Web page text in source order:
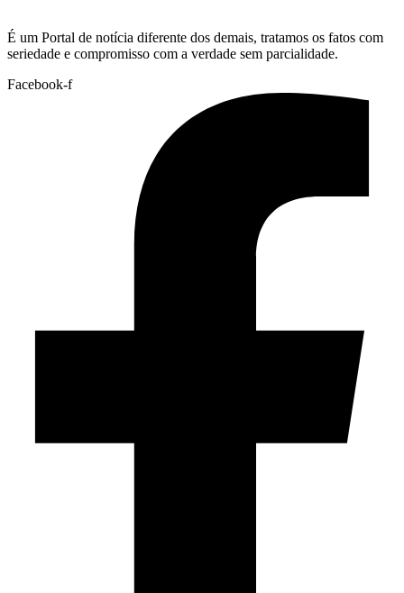
É um Portal de notícia diferente dos demais, tratamos os fatos com
seriedade e compromisso com a verdade sem parcialidade.
Facebook-f